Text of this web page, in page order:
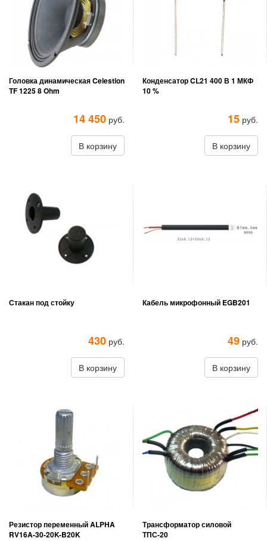
Головка динамическая Celestion
TF 1225 8 Ohm
14 450 руб.
В корзину
Конденсатор CL21 400 В 1 МКФ
10 %
15 руб.
В корзину
Стакан под стойку
430 руб.
В корзину
Кабель микрофонный EGB201
49 руб.
В корзину
Резистор переменный ALPHA
RV16A-30-20K-B20K
Трансформатор силовой
ТПС-20